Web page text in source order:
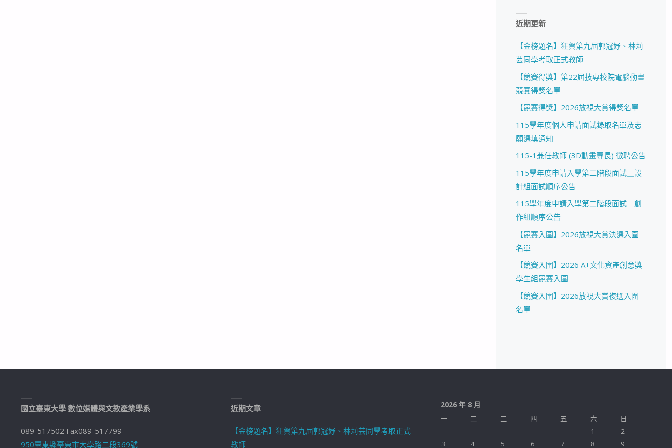
近期更新
【金榜題名】狂賀第九屆郭冠妤、林莉
芸同學考取正式教師
【競賽得獎】第22屆技專校院電腦動畫
競賽得獎名單
【競賽得獎】2026放視大賞得獎名單
115學年度個人申請面試錄取名單及志
願選填通知
115-1兼任教師 (3D動畫專長) 徵聘公告
115學年度申請入學第二階段面試＿設
計組面試順序公告
115學年度申請入學第二階段面試＿創
作組順序公告
【競賽入圍】2026放視大賞決選入圍
名單
【競賽入圍】2026 A+文化資產創意獎
學生組競賽入圍
【競賽入圍】2026放視大賞複選入圍
名單
國立臺東大學 數位媒體與文教產業學系
089-517502 Fax089-517799
950臺東縣臺東市大學路二段369號
近期文章
【金榜題名】狂賀第九屆郭冠妤、林莉芸同學考取正式
教師
2026 年 8 月
一
二 三 四 五 六
日
1
2
3
4 5 6 7 8 9